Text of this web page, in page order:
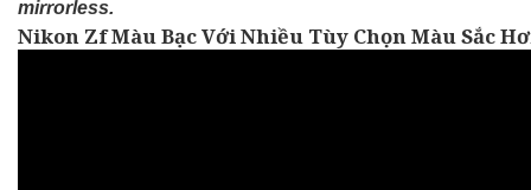
mirrorless.
Nikon Zf Màu Bạc Với Nhiều Tùy Chọn Màu Sắc